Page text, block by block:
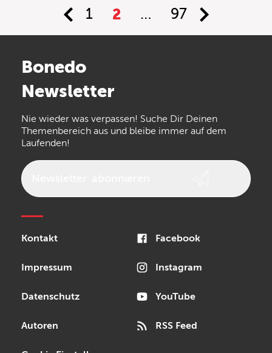
1 2 … 97
Bonedo
Newsletter
Nie wieder was verpassen! Suche Dir Deinen
Themenbereich aus und bleibe immer auf dem
Laufenden!
Kontakt
Impressum
Datenschutz
Autoren
Facebook
Instagram
YouTube
RSS Feed